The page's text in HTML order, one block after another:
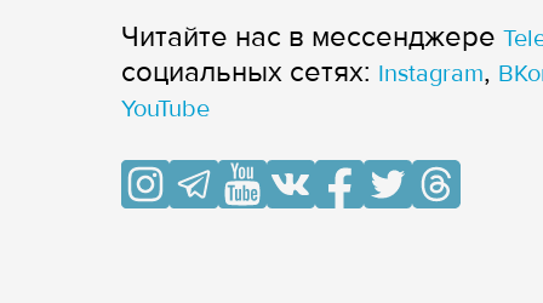
Читайте нас в мессенджере
cоциальных сетях: Instagram,
YouTube